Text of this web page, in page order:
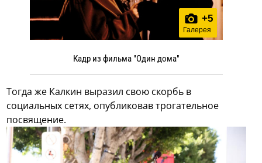
+5
Галерея
Кадр из фильма "Один дома"
Тогда же Калкин выразил свою скорбь в
социальных сетях, опубликовав трогательное
посвящение.